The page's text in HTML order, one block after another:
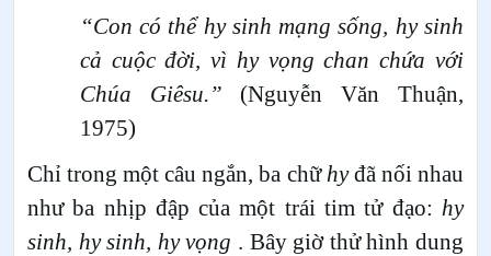
“Con có thể hy sinh mạng sống, hy sinh
cả cuộc đời, vì hy vọng chan chứa với
Chúa Giêsu.” (Nguyễn Văn Thuận,
1975)
Chỉ trong một câu ngắn, ba chữ hyđã nối nhau
như ba nhịp đập của một trái tim tử đạo: hy
sinh, hy sinh, hy vọng . Bây giờ thử hình dung